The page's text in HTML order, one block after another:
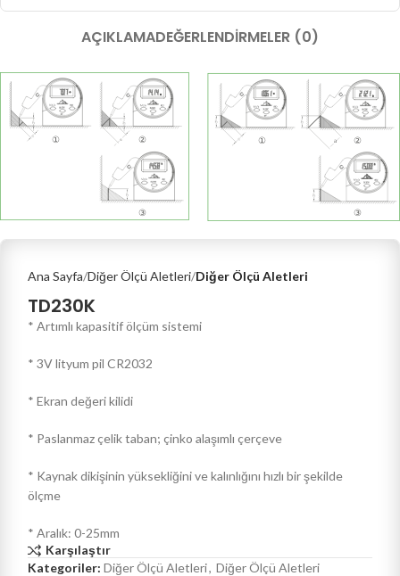
AÇIKLAMADEĞERLENDIRMELER (0)
Ana Sayfa Diğer Ölçü Aletleri Diğer Ölçü Aletleri
TD230K
* Artımlı kapasitif ölçüm sistemi
* 3V lityum pil CR2032
* Ekran değeri kilidi
* Paslanmaz çelik taban; çinko alaşımlı çerçeve
* Kaynak dikişinin yüksekliğini ve kalınlığını hızlı bir şekilde
ölçme
* Aralık: 0-25mm
Karşılaştır
Kategoriler: Diğer Ölçü Aletleri, Diğer Ölçü Aletleri